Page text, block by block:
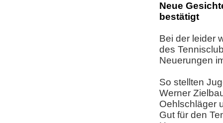
Neue
bestätigt
Bei der leider
des
Neuerungen
So stellten
Werner
Oehlschläger
Gut für den